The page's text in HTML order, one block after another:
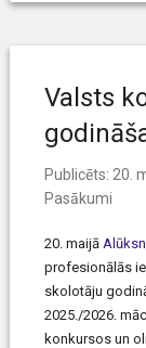
Valsts
Publicēts: 20.
Pasākumi
20. maijā
profesionālās
skolotāju
2025./2026.
konkursos un